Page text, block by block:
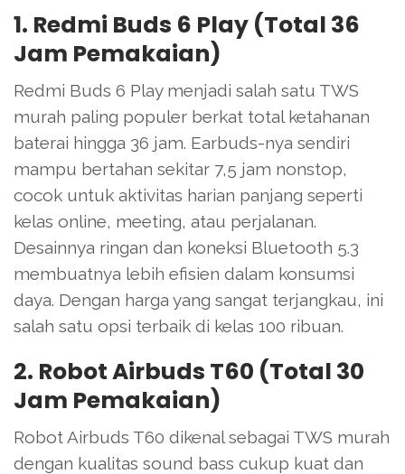
1. Redmi Buds 6 Play (Total 36
Jam Pemakaian)
Redmi Buds 6 Play menjadi salah satu TWS
murah paling populer berkat total ketahanan
baterai hingga 36 jam. Earbuds-nya sendiri
mampu bertahan sekitar 7,5 jam nonstop,
cocok untuk aktivitas harian panjang seperti
kelas online, meeting, atau perjalanan.
Desainnya ringan dan koneksi Bluetooth 5.3
membuatnya lebih efisien dalam konsumsi
daya. Dengan harga yang sangat terjangkau, ini
salah satu opsi terbaik di kelas 100 ribuan.
2. Robot Airbuds T60 (Total 30
Jam Pemakaian)
Robot Airbuds T60 dikenal sebagai TWS murah
dengan kualitas sound bass cukup kuat dan